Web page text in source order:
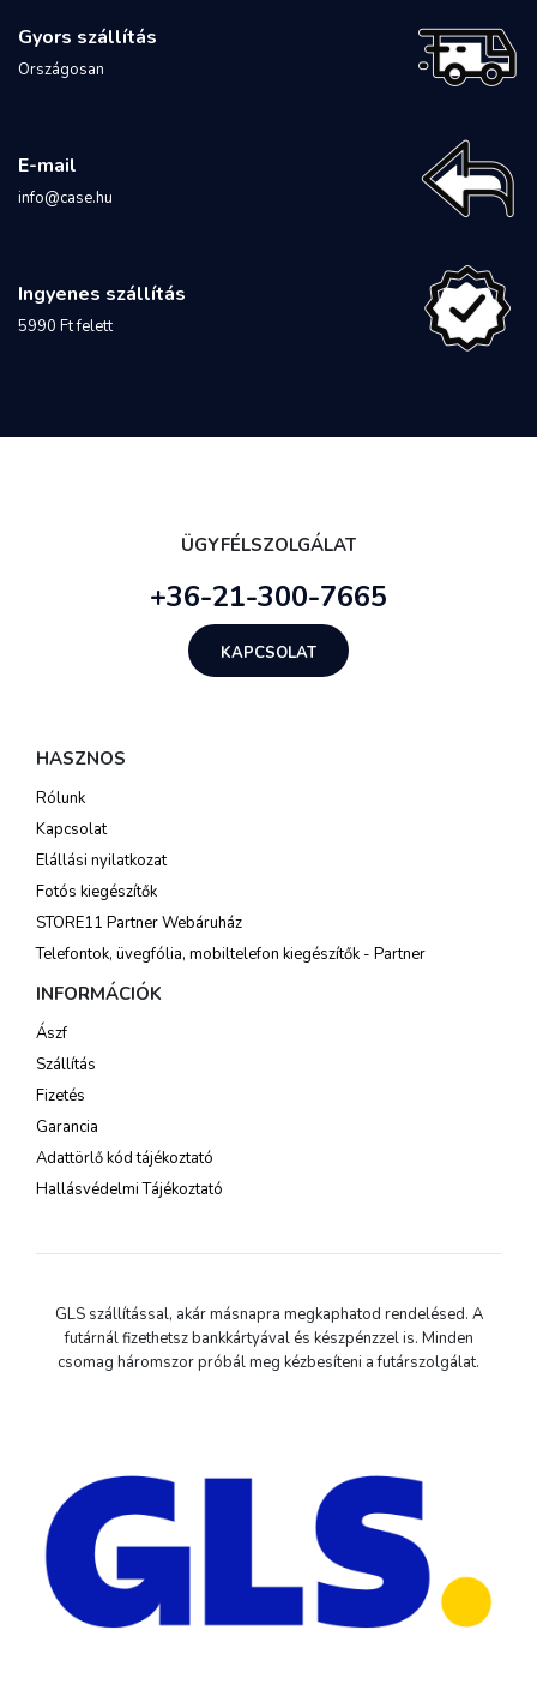
Gyors szállítás
Országosan
E-mail
info@case.hu
Ingyenes szállítás
5990 Ft felett
ÜGYFÉLSZOLGÁLAT
+36-21-300-7665
KAPCSOLAT
HASZNOS
Rólunk
Kapcsolat
Elállási nyilatkozat
Fotós kiegészítők
STORE11 Partner Webáruház
Telefontok, üvegfólia, mobiltelefon kiegészítők - Partner
INFORMÁCIÓK
Ászf
Szállítás
Fizetés
Garancia
Adattörlő kód tájékoztató
Hallásvédelmi Tájékoztató
GLS szállítással, akár másnapra megkaphatod rendelésed. A
futárnál fizethetsz bankkártyával és készpénzzel is. Minden
csomag háromszor próbál meg kézbesíteni a futárszolgálat.